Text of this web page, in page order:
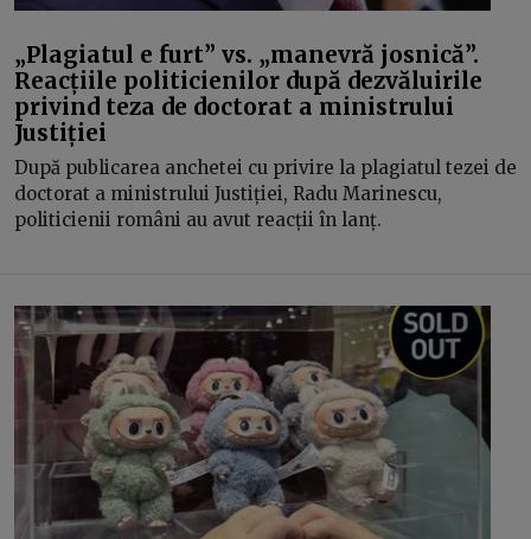
„Plagiatul e furt” vs. „manevră josnică”.
Reacțiile politicienilor după dezvăluirile
privind teza de doctorat a ministrului
Justiției
După publicarea anchetei cu privire la plagiatul tezei de
doctorat a ministrului Justiției, Radu Marinescu,
politicienii români au avut reacții în lanț.